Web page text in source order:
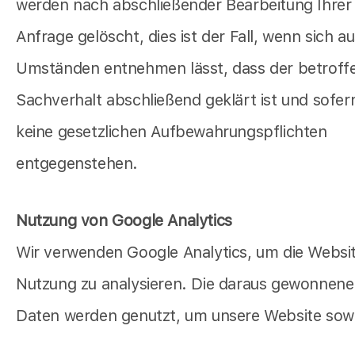
werden nach abschließender Bearbeitung Ihrer
Anfrage gelöscht, dies ist der Fall, wenn sich
Umständen entnehmen lässt, dass der
Sachverhalt abschließend geklärt ist und
keine gesetzlichen Aufbewahrungspflichten
entgegenstehen.
Nutzung von Google Analytics
Wir verwenden Google Analytics, um die
Nutzung zu analysieren. Die daraus
Daten werden genutzt, um unsere Website